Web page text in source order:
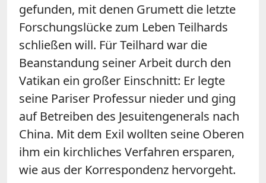
gefunden, mit denen Grumett die letzte
Forschungslücke zum Leben Teilhards
schließen will. Für Teilhard war die
Beanstandung seiner Arbeit durch den
Vatikan ein großer Einschnitt: Er legte
seine Pariser Professur nieder und ging
auf Betreiben des Jesuitengenerals nach
China. Mit dem Exil wollten seine Oberen
ihm ein kirchliches Verfahren ersparen,
wie aus der Korrespondenz hervorgeht.